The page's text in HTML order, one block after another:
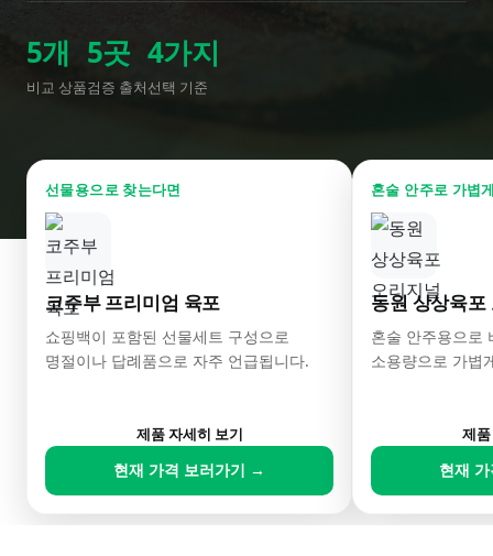
5개
비교 상품
5곳
검증 출처
4가지
선택 기준
선물용으로 찾는다면
코주부 프리미엄 육포
쇼핑백이 포함된 선물세트 구성으로
명절이나 답례품으로 자주 언급됩니다.
제품 자세히 보기
현재 가격 보러가기 →
혼술 안주로 가볍
동원 상상육포
혼술 안주용으로
소용량으로 가볍
제
현재